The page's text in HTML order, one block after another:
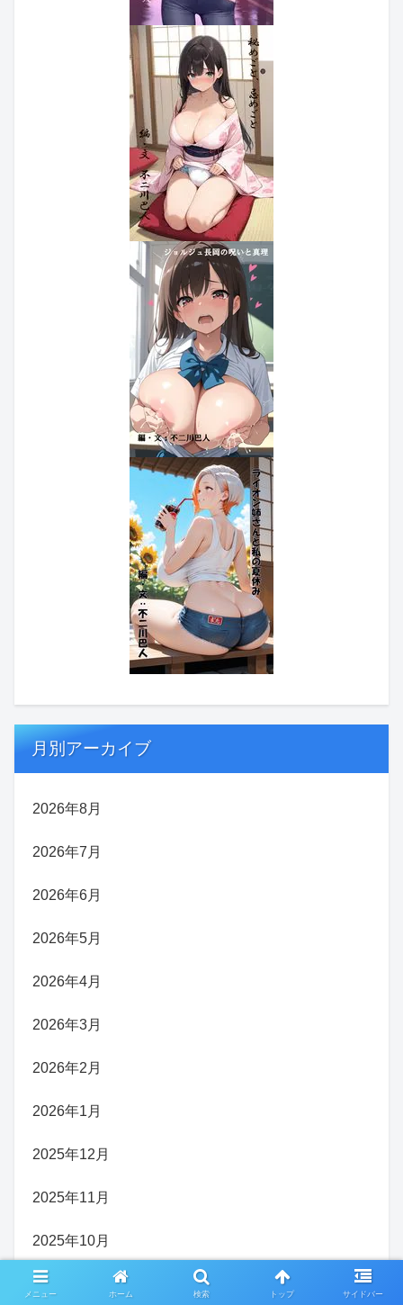
月別アーカイブ
2026年8月
2026年7月
2026年6月
2026年5月
2026年4月
2026年3月
2026年2月
2026年1月
2025年12月
2025年11月
2025年10月
2025年9月
メニュー ホーム 検索 トップ サイドバー